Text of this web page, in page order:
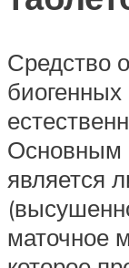
Средство
Основным
является
маточное